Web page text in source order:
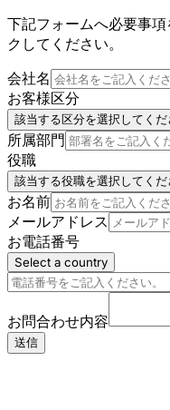
下記フォームへ必要事
クしてください。
会社名
お客様区分
該当する区分を選択してくだ
所属部門
役職
該当する役職を選択してくだ
お名前
メールアドレス
お電話番号
Select a country
お問合わせ内容
送信